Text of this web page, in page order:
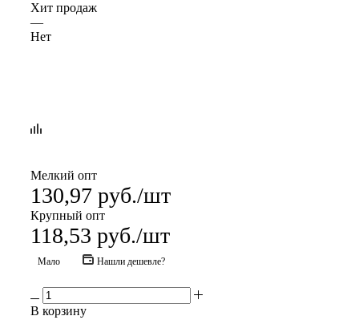
Хит продаж
—
Нет
Мелкий опт
130,97 руб./шт
Крупный опт
118,53 руб./шт
Мало Нашли дешевле?
В корзину